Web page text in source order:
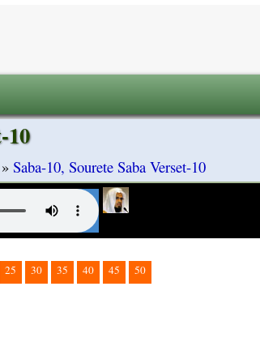
10
» Saba-10, Sourete Saba Verset-10
25 30 35 40 45 50